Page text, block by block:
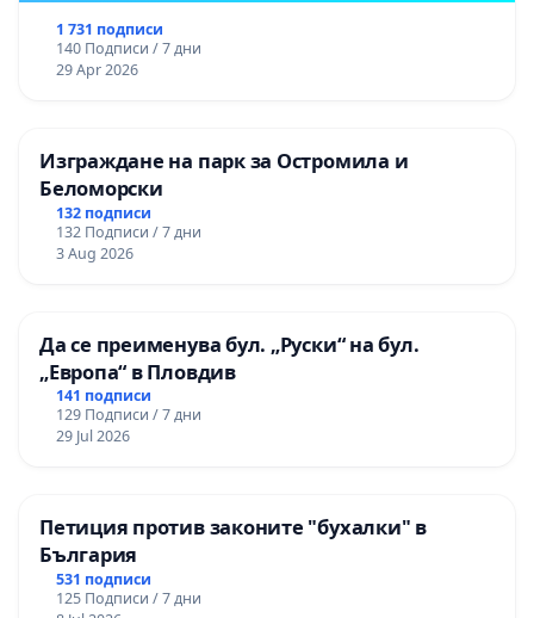
1 731 подписи
140 Подписи / 7 дни
29 Apr 2026
Изграждане на парк за Остромила и
Беломорски
132 подписи
132 Подписи / 7 дни
3 Aug 2026
Да се преименува бул. „Руски“ на бул.
„Европа“ в Пловдив
141 подписи
129 Подписи / 7 дни
29 Jul 2026
Петиция против законите "бухалки" в
България
531 подписи
125 Подписи / 7 дни